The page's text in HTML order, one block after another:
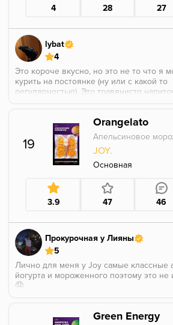
4 28 27
lybat
4
Это короче вкусно, но это не то что я
курить на постоянке (ну или с какой то
регулярностью). Это травянисто
на выдохе. Достаточно понятно,
отлично, но просто не мое.
19
Orangelato
Апельсиновое
JOY.
Основная
3.9 47 46
Прокурочная у Лияны
5
Лично для меня у Joy самые классные
йогурта и мороженного поэтому это
🤤
который здесь доминирует.Green Energy